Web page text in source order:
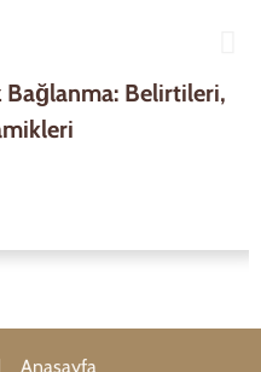
Belirtileri,
Anasayfa